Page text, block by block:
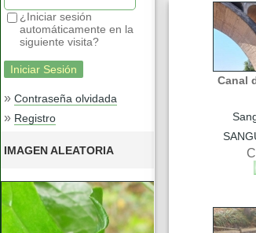
¿Iniciar sesión
automáticamente en la
siguiente visita?
» Contraseña olvidada
» Registro
IMAGEN ALEATORIA
Canal